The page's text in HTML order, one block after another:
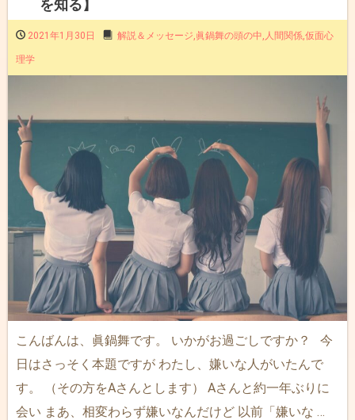
を知る】
2021年1月30日 解説＆メッセージ,眞鍋舞の頭の中, 人間関係,仮面心
理学
こんばんは、眞鍋舞です。 いかがお過ごしですか？ 今
日はさっそく本題ですが わたし、嫌いな人がいたんで
す。 （その方をAさんとします） Aさんと約一年ぶりに
会い まあ、相変わらず嫌いなんだけど 以前「嫌いな …